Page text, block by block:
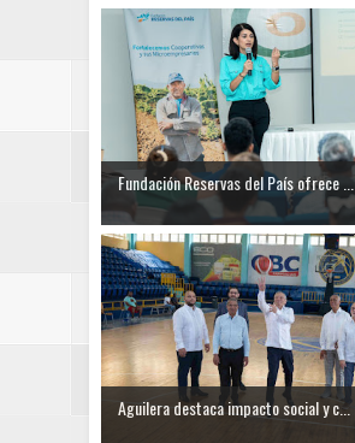
Fundación Reservas del País ofrece ...
Aguilera destaca impacto social y c...